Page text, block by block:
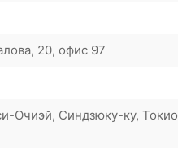
20, офис 97
Очиэй, Синдзюку-ку, Токио